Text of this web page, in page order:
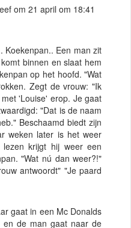
om 21 april om 18:41
Koekenpan.. Een man zit
binnen en slaat hem
op het hoofd. "Wat
Zegt de vrouw: "Ik
'Louise' erop. Je gaat
"Dat is de naam
Beschaamd biedt zijn
weken later is het weer
krijgt hij weer een
"Wat nú dan weer?!"
antwoordt" "Je paard
gaat in een Mc Donalds
de man gaat naar de